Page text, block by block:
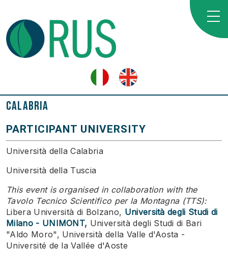
Calabria
PARTICIPANT UNIVERSITY
Università della Calabria
Università della Tuscia
This event is organised in collaboration with the
Tavolo Tecnico Scientifico per la Montagna (TTS):
Libera Università di Bolzano, Università degli Studi di
Milano - UNIMONT, Università degli Studi di Bari
"Aldo Moro", Università della Valle d'Aosta -
Université de la Vallée d'Aoste